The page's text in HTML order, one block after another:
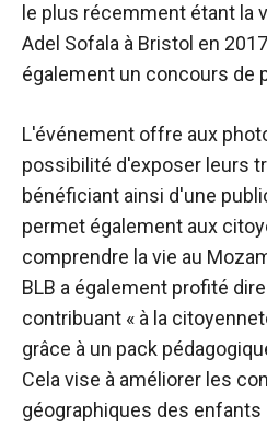
le plus récemment étant la
Adel Sofala à Bristol en
également un concours de
L'événement offre aux
possibilité d'exposer leurs
bénéficiant ainsi d'une
permet également aux
comprendre la vie au
BLB a également profité
contribuant « à la
grâce à un pack
Cela vise à améliorer les
géographiques des enfants